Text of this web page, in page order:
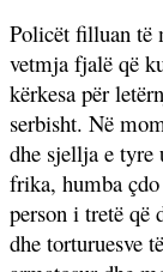
Policët filluan të
vetmja fjalë që
kërkesa për
serbisht. Në
dhe sjellja e tyre
frika, humba
person i tretë që
dhe torturuesve